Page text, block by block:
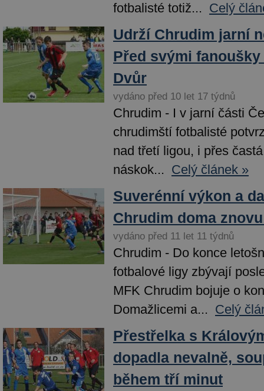
fotbalisté totiž... Celý
Udrží Chrudim jarní
Před svými
Dvůr
vydáno před 10 let 17 týdnů
Chrudim - I v jarní části
chrudimští fotbalisté
nad třetí ligou, i přes
náskok... Celý článek »
Suverénní výkon a
Chrudim doma
vydáno před 11 let 11 týdnů
Chrudim - Do konce
fotbalové ligy zbývají
MFK Chrudim bojuje o
Domažlicemi a... Celý
Přestřelka s
dopadla nevalně,
během tří minut